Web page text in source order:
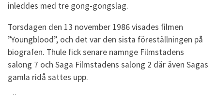
inleddes med tre gong-gongslag.
Torsdagen den 13 november 1986 visades filmen
”Youngblood”, och det var den sista föreställningen på
biografen. Thule fick senare namnge Filmstadens
salong 7 och Saga Filmstadens salong 2 där även Sagas
gamla ridå sattes upp.